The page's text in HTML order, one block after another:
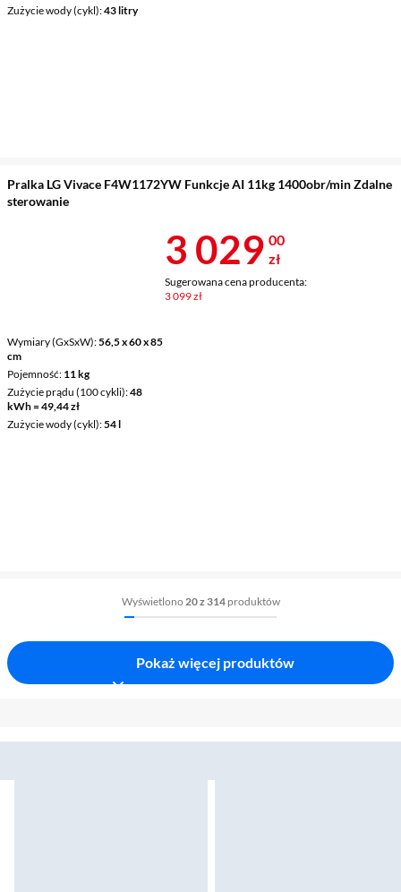
Zużycie wody (cykl) 43 litry
Pralka LG Vivace F4W1172YW Funkcje AI 11kg 1400obr/min Zdalne
sterowanie
Wymiary (GxSxW) 56,5 x 60 x 85
cm
Pojemność 11 kg
Zużycie prądu (100 cykli) 48
kWh = 49,44 zł
Zużycie wody (cykl) 54 l
Cena 3 029 zł
3 029 00
zł
Sugerowana cena producenta:
3 099 zł
Wyświetlono 20 z 314 produktów
Pokaż więcej produktów